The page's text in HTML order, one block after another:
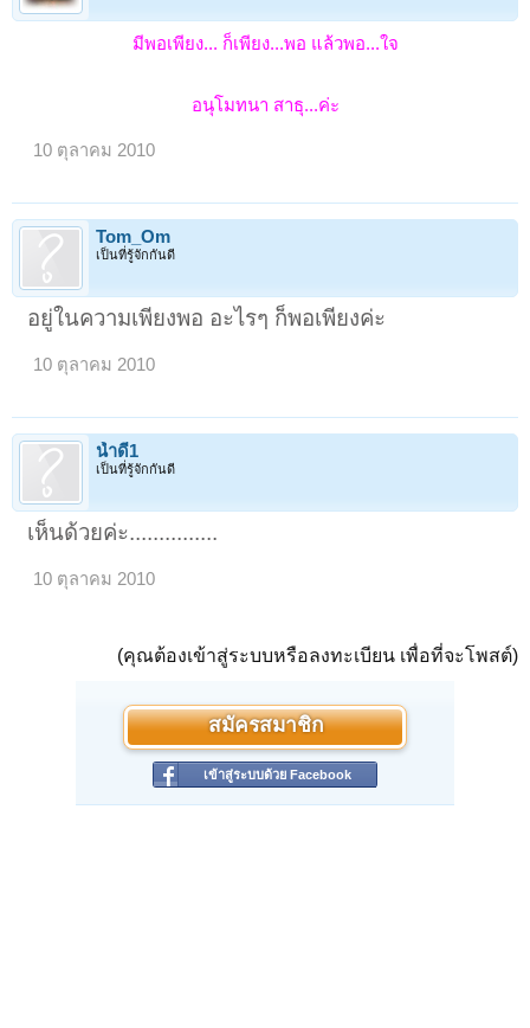
มีพอเพียง... ก็เพียง...พอ แล้วพอ...ใจ
อนุโมทนา สาธุ...ค่ะ
10 ตุลาคม 2010
Tom_Om
เป็นที่รู้จักกันดี
อยู่ในความเพียงพอ อะไรๆ ก็พอเพียงค่ะ
10 ตุลาคม 2010
น้ำดี1
เป็นที่รู้จักกันดี
เห็นด้วยค่ะ...............
10 ตุลาคม 2010
(คุณต้องเข้าสู่ระบบหรือลงทะเบียน เพื่อที่จะโพสต์)
สมัครสมาชิก
เข้าสู่ระบบด้วย Facebook